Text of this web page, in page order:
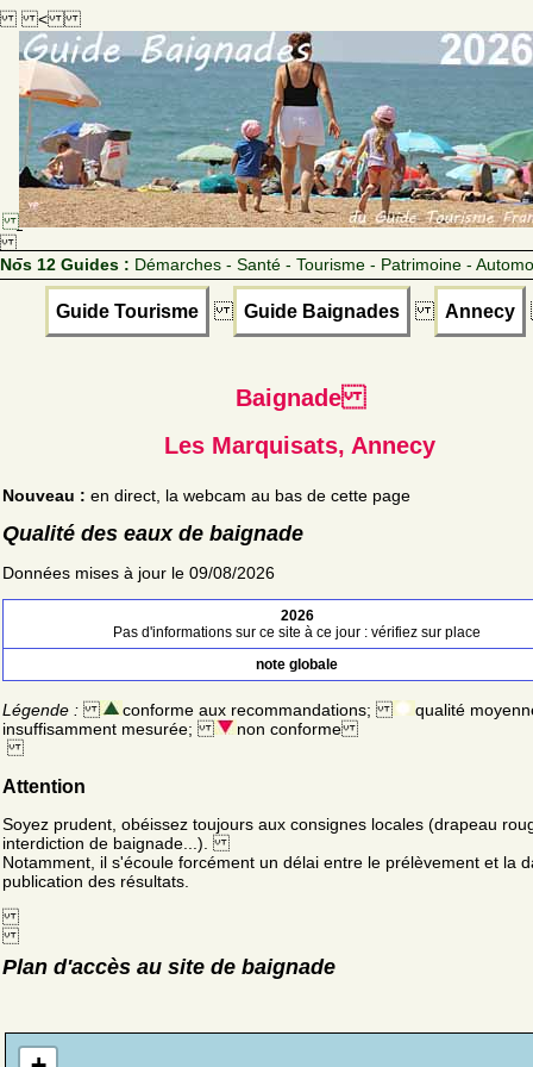
<
Nos 12 Guides : Démarches - Santé - Tourisme - Patrimoine -
Guide Tourisme Guide Baignades Annecy
Baignade
Les Marquisats, Annecy
Nouveau : en direct, la webcam au bas de cette page
Qualité des eaux de baignade
Données mises à jour le 09/08/2026
2026
Pas d'informations sur ce site à ce jour : vérifiez sur place
note globale
Légende : conforme aux recommandations;
qualité
insuffisamment mesurée;
non conforme
Attention
Soyez prudent, obéissez toujours aux consignes locales (drapeau
interdiction de baignade...).
Notamment, il s'écoule forcément un délai entre le prélèvement et la
publication des résultats.
Plan d'accès au site de baignade